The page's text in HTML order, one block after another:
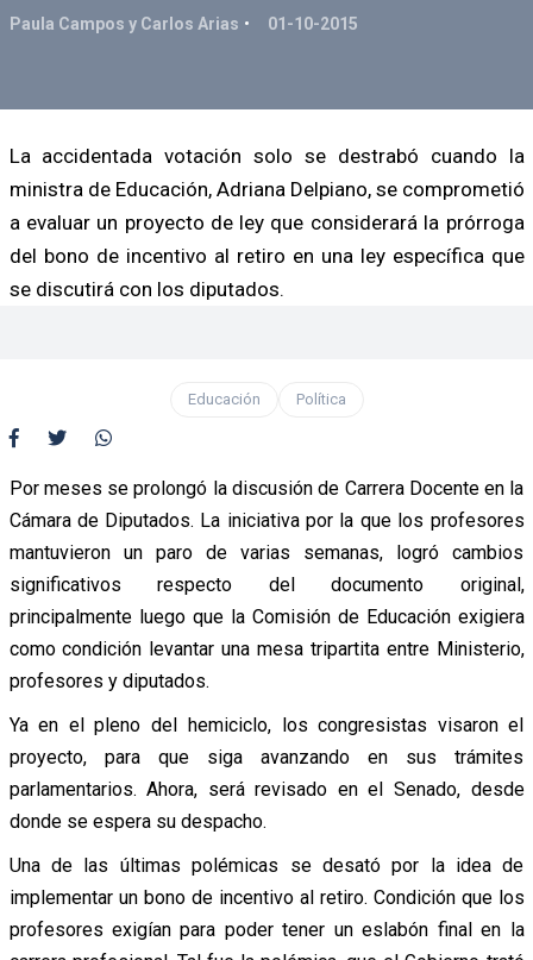
Paula Campos y Carlos Arias 01-10-2015
La accidentada votación solo se destrabó cuando la
ministra de Educación, Adriana Delpiano, se comprometió
a evaluar un proyecto de ley que considerará la prórroga
del bono de incentivo al retiro en una ley específica que
se discutirá con los diputados.
Educación Política
Por meses se prolongó la discusión de Carrera Docente en la
Cámara de Diputados. La iniciativa por la que los profesores
mantuvieron un paro de varias semanas, logró cambios
significativos respecto del documento original,
principalmente luego que la Comisión de Educación exigiera
como condición levantar una mesa tripartita entre Ministerio,
profesores y diputados.
Ya en el pleno del hemiciclo, los congresistas visaron el
proyecto, para que siga avanzando en sus trámites
parlamentarios. Ahora, será revisado en el Senado, desde
donde se espera su despacho.
Una de las últimas polémicas se desató por la idea de
implementar un bono de incentivo al retiro. Condición que los
profesores exigían para poder tener un eslabón final en la